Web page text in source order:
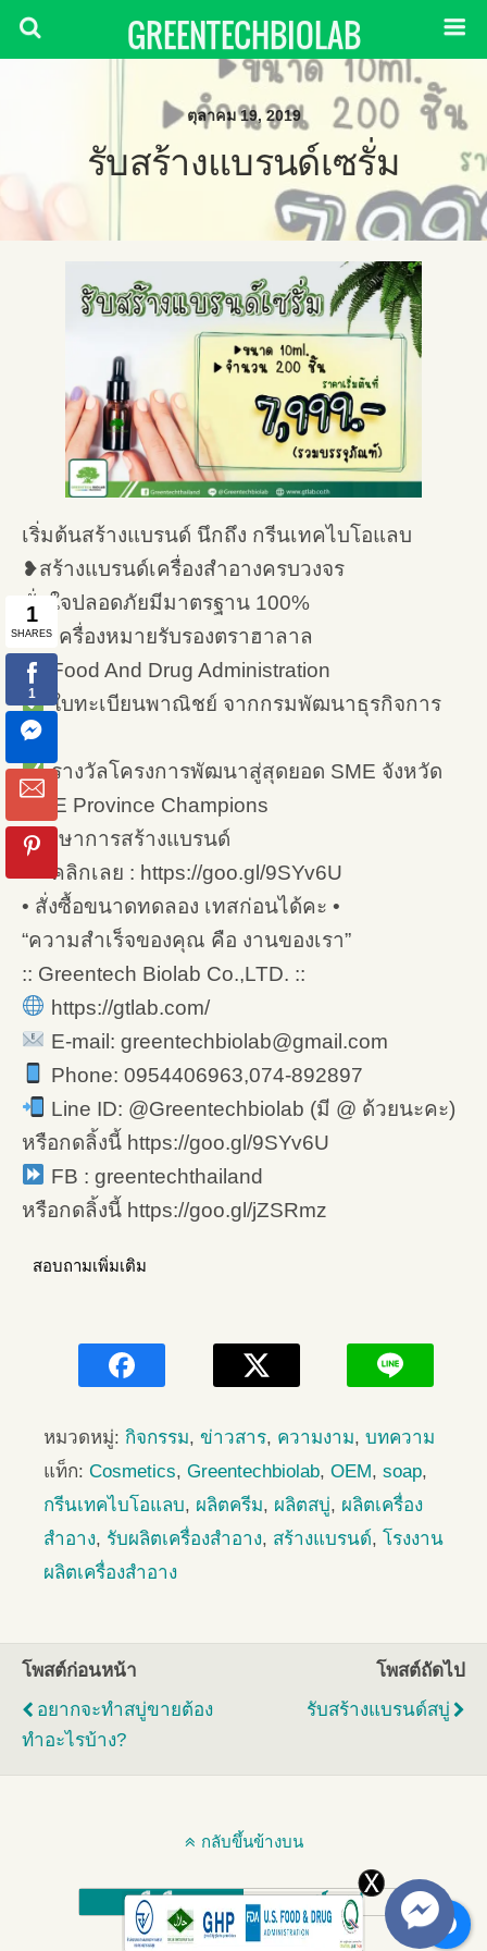
GREENTECHBIOLAB
ตุลาคม 19, 2019
รับสร้างแบรนด์เซรั่ม
เริ่มต้นสร้างแบรนด์ นึกถึง กรีนเทคไบโอแลบ
❥สร้างแบรนด์เครื่องสำอางครบวงจร
มั่นใจปลอดภัยมีมาตรฐาน 100%
เครื่องหมายรับรองตราฮาลาล
Food And Drug Administration
ใบทะเบียนพาณิชย์ จากกรมพัฒนาธุรกิจการ
ค้า
รางวัลโครงการพัฒนาสู่สุดยอด SME จังหวัด
SME Province Champions
ปรึกษาการสร้างแบรนด์
คลิกเลย : https://goo.gl/9SYv6U
• สั่งซื้อขนาดทดลอง เทสก่อนได้คะ •
“ความสำเร็จของคุณ คือ งานของเรา”
:: Greentech Biolab Co.,LTD. ::
https://gtlab.com/
E-mail: greentechbiolab@gmail.com
Phone: 0954406963,074-892897
Line ID: @Greentechbiolab (มี @ ด้วยนะคะ)
หรือกดลิ้งนี้ https://goo.gl/9SYv6U
FB : greentechthailand
หรือกดลิ้งนี้ https://goo.gl/jZSRmz
สอบถามเพิ่มเติม
หมวดหมู่: กิจกรรม, ข่าวสาร, ความงาม, บทความ
แท็ก: Cosmetics, Greentechbiolab, OEM, soap,
กรีนเทคไบโอแลบ, ผลิตครีม, ผลิตสบู่, ผลิตเครื่อง
สำอาง, รับผลิตเครื่องสำอาง, สร้างแบรนด์, โรงงาน
ผลิตเครื่องสำอาง
โพสต์ก่อนหน้า
อยากจะทำสบู่ขายต้อง
ทำอะไรบ้าง?
โพสต์ถัดไป
รับสร้างแบรนด์สบู่
กลับขึ้นข้างบน
มือถือ เดสก์ทอป